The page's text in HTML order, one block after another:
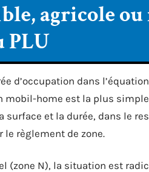
agricole ou
PLU
d’occupation dans
mobil-home est la plus
surface et la durée, dans le
le règlement de zone.
(zone N), la situation est